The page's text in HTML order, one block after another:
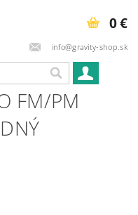
info@gravity-shop.sk
0 €
FM/PM